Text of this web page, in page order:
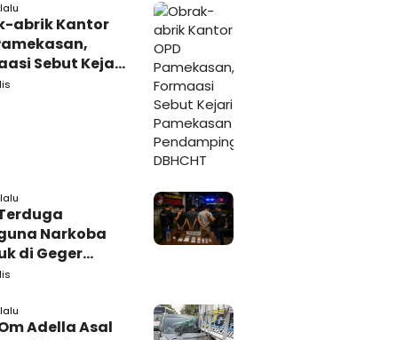
abrik Kantor
Sebut Kejari
Narkoba
di Geger
Polisi
Bukti
Adella Asal